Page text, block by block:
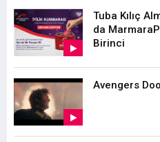
Tuba Kılıç
da
Birinci
Avengers